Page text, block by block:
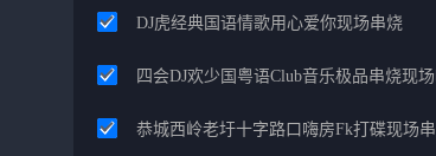
DJ虎经典国语情歌用心爱你现场串烧
四会DJ欢少国粤语Club音乐极品串烧现
恭城西岭老圩十字路口嗨房fk打碟现场串